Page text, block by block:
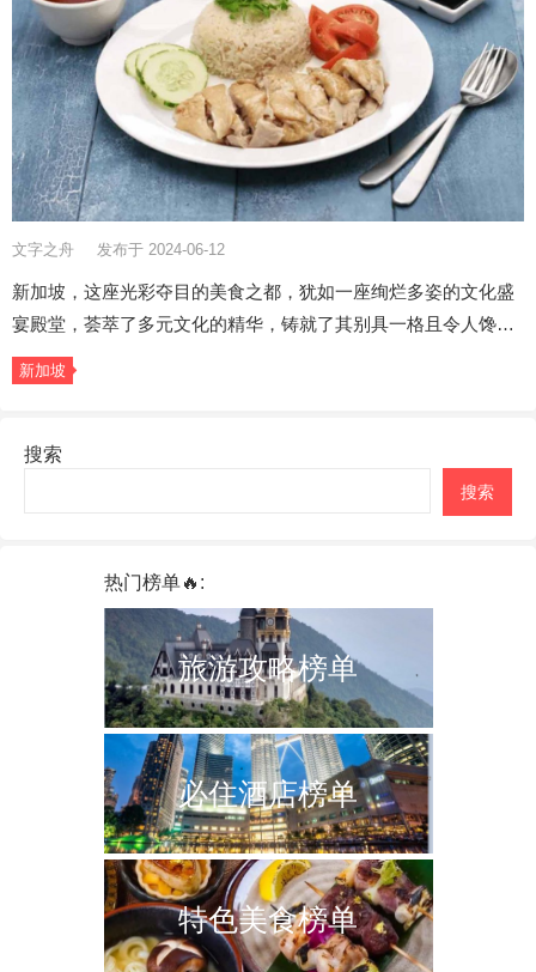
文字之舟 发布于 2024-06-12
新加坡，这座光彩夺目的美食之都，犹如一座绚烂多姿的文化盛
宴殿堂，荟萃了多元文化的精华，铸就了其别具一格且令人馋…
新加坡
搜索
搜索
热门榜单🔥:
旅游攻略榜单
必住酒店榜单
特色美食榜单